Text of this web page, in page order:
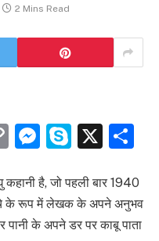
2 Mins Read
Copy Skype
X
है, जो पहली बार 1940
के रूप में लेखक के अपने अनुभव
पानी के अपने डर पर काबू पाता